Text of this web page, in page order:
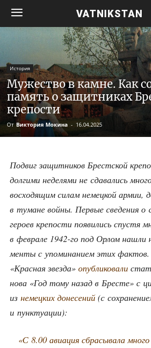
VATNIKSTAN
История
Мужество в камне. Как
память о защитниках
крепости
От Виктория Мокина - 16.04.2025
Подвиг защит­ни­ков Брест­ской
дол­ги­ми неде­ля­ми не сда­ва­лись
вос­хо­дя­щим силам немец­кой армии,
в тумане вой­ны. Пер­вые све­де­ния о
геро­ев кре­по­сти появи­лись спу­стя
в фев­ра­ле 1942-го под Орлом нашли
мен­ты с упо­ми­на­ни­ем этих фак­тов.
«Крас­ная звез­да» опуб­ли­ко­ва­ли
но­ва «Год тому назад в Бре­сте» с
из немец­ких доне­се­ний (с
и пунктуации):
«С 8.00 авиа­ция сбра­сы­ва­ла